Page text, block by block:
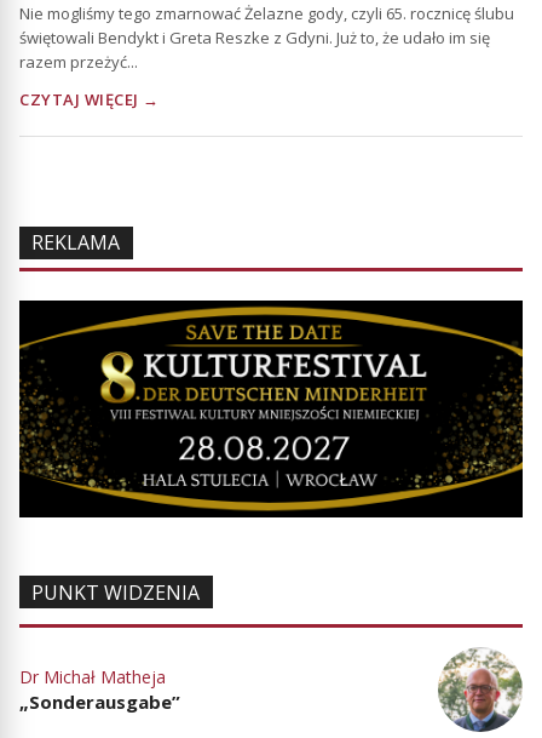
Nie mogliśmy tego zmarnować Żelazne gody, czyli 65. rocznicę ślubu
świętowali Bendykt i Greta Reszke z Gdyni. Już to, że udało im się
razem przeżyć...
CZYTAJ WIĘCEJ →
REKLAMA
PUNKT WIDZENIA
Dr Michał Matheja
„Sonderausgabe”